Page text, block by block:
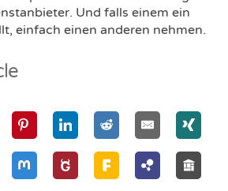
Und falls einem ein
einfach einen anderen nehmen.